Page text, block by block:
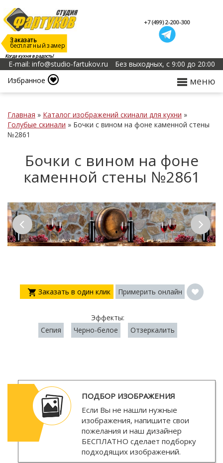
Когда кухня в радость!
Заказать
бесплатный замер
+7 (499) 2-200-300
E-mail: info@studio-fartukov.ru
Без выходных, с 9:00 до 20:00
Избранное
меню
Главная » Каталог изображений скинали для кухни »
Голубые скинали » Бочки с вином на фоне каменной стены
№2861
Бочки с вином на фоне
каменной стены №2861
Заказать в один клик Примерить онлайн
Эффекты:
Сепия
Черно-белое Отзеркалить
ПОДБОР ИЗОБРАЖЕНИЯ
Если Вы не нашли нужные
изображения, напишите свои
пожелания и наш дизайнер
БЕСПЛАТНО сделает подборку
подходящих изображений.